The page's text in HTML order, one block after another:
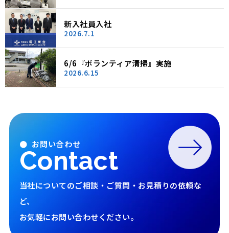
新入社員入社
2026.7.1
6/6『ボランティア清掃』実施
2026.6.15
● お問い合わせ
Contact
当社についてのご相談・ご質問・お見積りの依頼な
ど、
お気軽にお問い合わせください。